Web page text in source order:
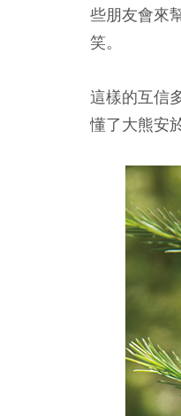
些朋友會來
笑。
這樣的互信
懂了大熊安